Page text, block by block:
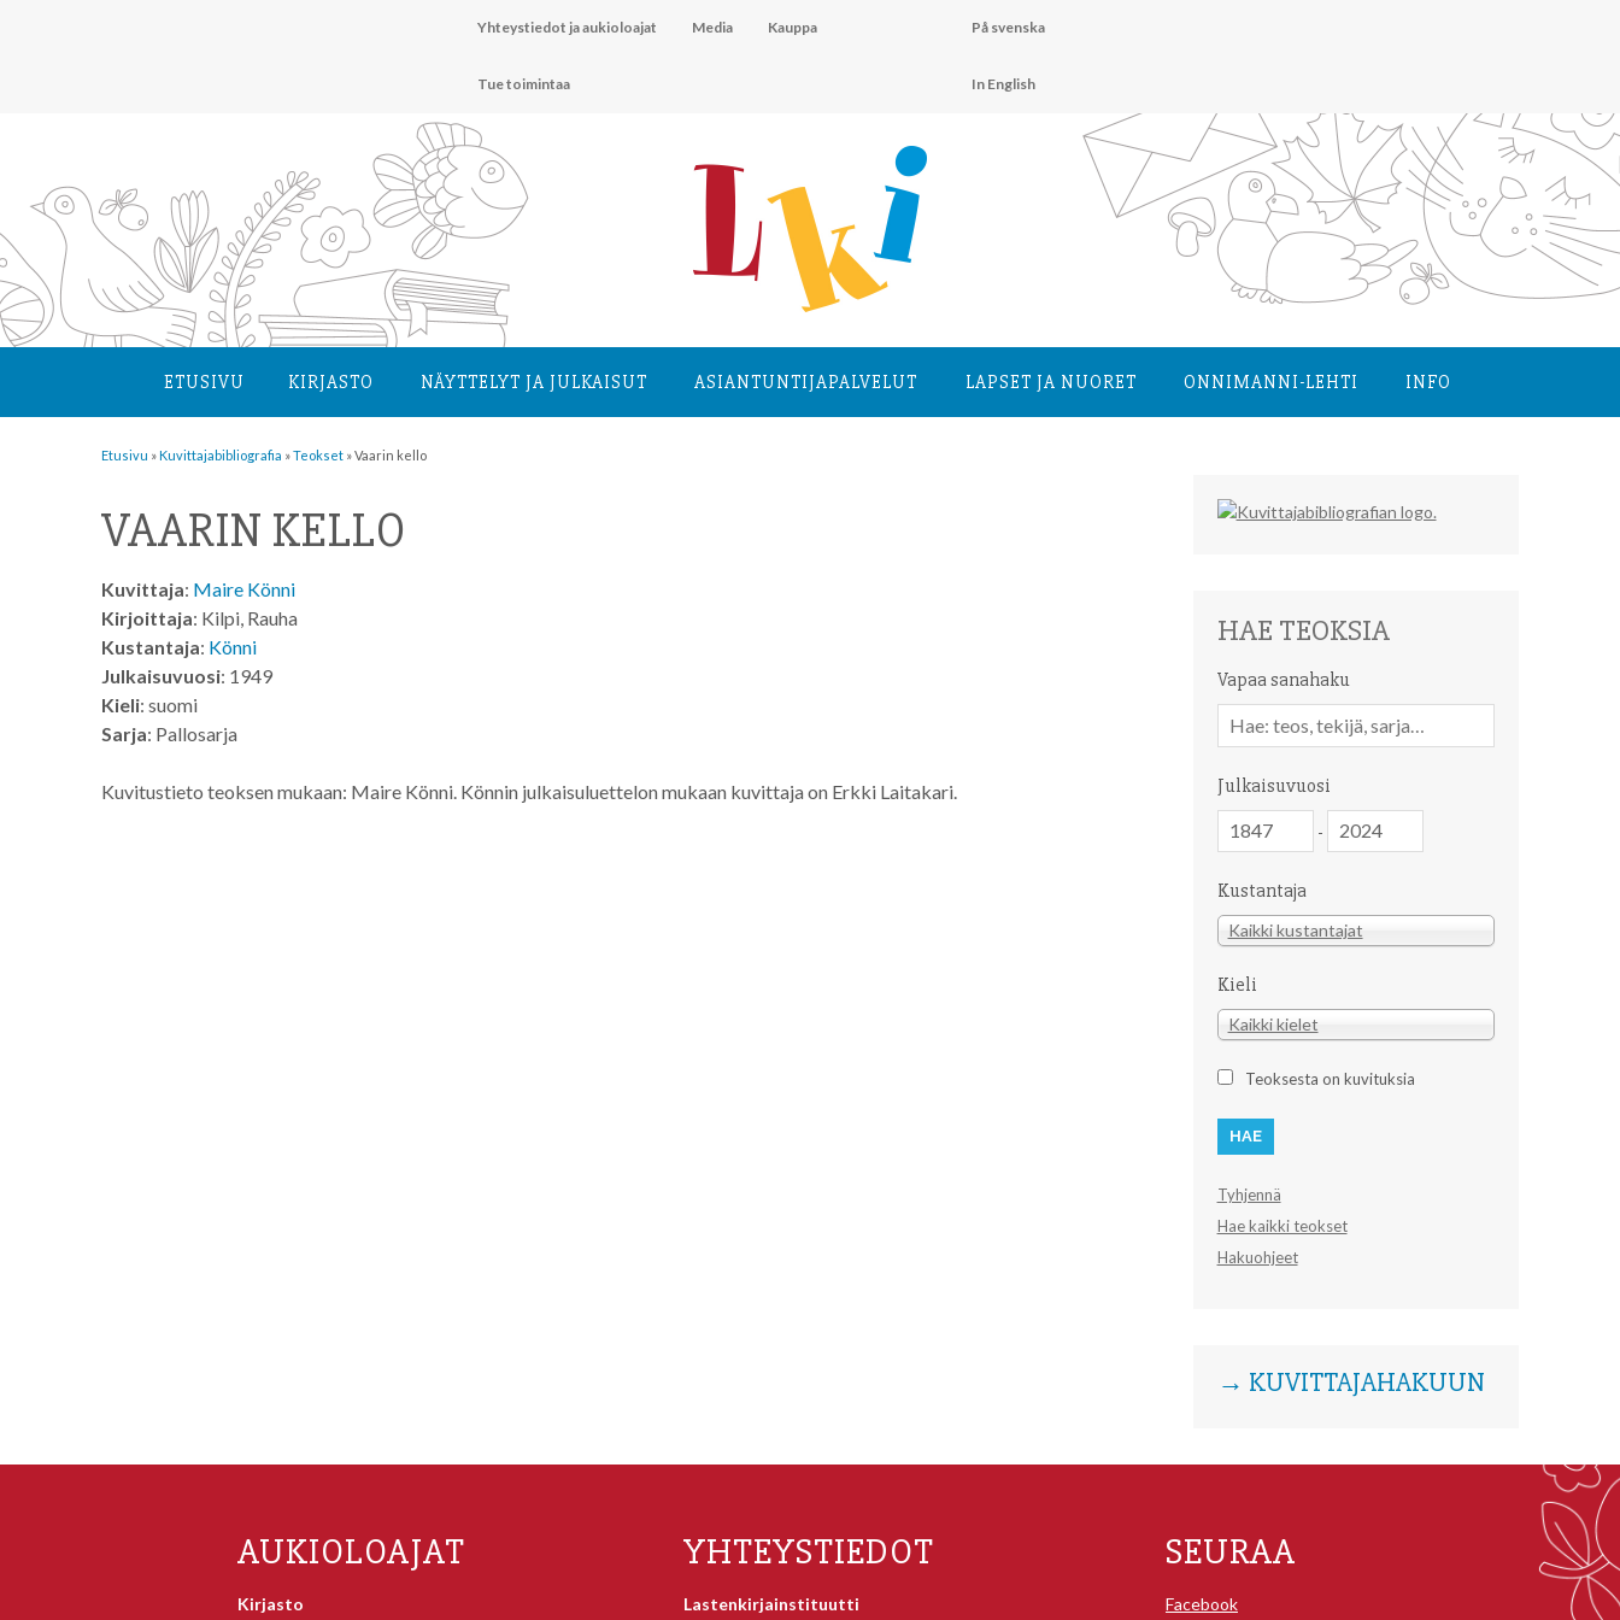
Yhteystiedot ja aukioloajat Media Kauppa
Tue toimintaa
På svenska
In English
ETUSIVU KIRJASTO NÄYTTELYT JA JULKAISUT ASIANTUNTIJA­PALVELUT LAPSET JA NUORET ONNIMANNI-LEHTI INFO
Etusivu »Kuvittaja­bibliografia »Teokset »Vaarin kello
VAARIN KELLO
Kuvittaja: Maire Könni
Kirjoittaja: Kilpi, Rauha
Kustantaja: Könni
Julkaisuvuosi: 1949
Kieli: suomi
Sarja: Pallosarja
Kuvitustieto teoksen mukaan: Maire Könni. Könnin julkaisuluettelon mukaan kuvittaja on Erkki Laitakari.
HAE TEOKSIA
Vapaa sanahaku
sanahaku
Julkaisuvuosi
-
Kustantaja
Kustantaja
Kaikki kustantajat
Kieli
Kieli
Kaikki kielet
Teoksesta on kuvituksia
Tyhjennä
Hae kaikki teokset
Hakuohjeet
→ KUVITTAJAHAKUUN
AUKIOLOAJAT
Kirjasto
YHTEYSTIEDOT
Lastenkirjainstituutti
SEURAA
Facebook